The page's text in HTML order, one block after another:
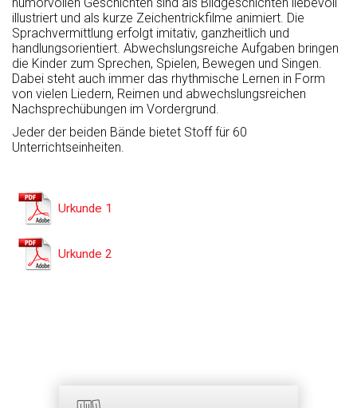
illustriert und als kurze Zeichentrickfilme animiert. Die
Sprachvermittlung erfolgt imitativ, ganzheitlich und
handlungsorientiert. Abwechslungsreiche Aufgaben bringen
die Kinder zum Sprechen, Spielen, Bewegen und Singen.
Dabei steht auch immer das rhythmische Lernen in Form
von vielen Liedern, Reimen und abwechslungsreichen
Nachsprechübungen im Vordergrund.
Jeder der beiden Bände bietet Stoff für 60
Unterrichtseinheiten.
Urkunde 1
Urkunde 2